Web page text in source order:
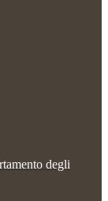
degli